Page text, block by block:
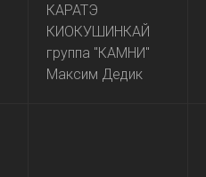
КАРАТЭ
КИОКУШИНКАЙ
группа "КАМНИ"
Максим Дедик